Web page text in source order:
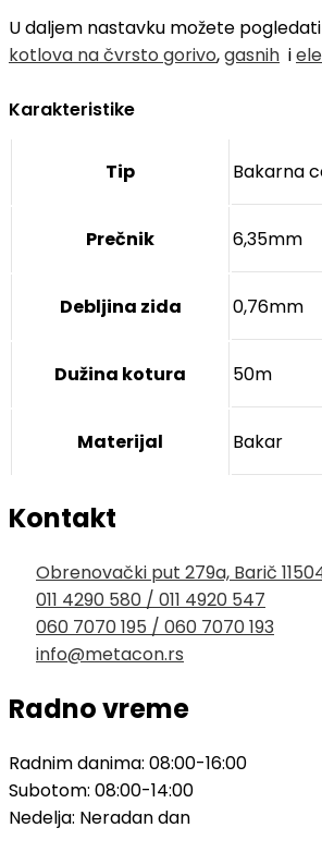
U daljem nastavku možete
kotlova na čvrsto gorivo,gasnih i
Karakteristike
Tip Bakarna
Prečnik 6,35mm
Debljina zida 0,76mm
Dužina kotura 50m
Materijal Bakar
Kontakt
Obrenovački put 279a, Barič
011 4290 580 / 011 4920 547
060 7070 195 / 060 7070 193
info@metacon.rs
Radno vreme
Radnim danima: 08:00-16:00
Subotom: 08:00-14:00
Nedelja: Neradan dan